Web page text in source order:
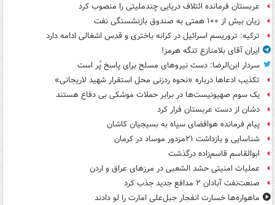
عربستان فرمانده ائتلاف دریایی چندملیتی را منصوب کرد
زیان بیش از ۱۰۰ همتی به صندوق‌ بازنشستگی نفت
ترکیه: تروریسم اسرائیل در کرانه باختری و قدس اشغالی ادامه دارد
ایران آقای بلامنازع تنگه هرمز!
سردار ابن‌الرضا: دست نیروهای مسلح برای پاسخ پُر است
تکذیب ادعاها درباره «نحوه ردزنی محل استقرار شهید لاریجانی»
یک‌ سوم صهیونیست‌ها در برابر حملات موشکی بی دفاع هستند
دشان از دست عربستان فرار کرد
پیام فرمانده هوافضای سپاه به بسیجیان کاشان
شناسایی و بازداشت ۲۱مزدور موساد در کرمان
ابوالقاسم قاسم‌زاده درگذشت
عملیات امنیتی حشد الشعبی در مرزهای عراق و اردن
صنعت‌نفت آبادان ۲ مدافع جدید جذب کرد
ماهواره‌ها خسارت انفجار جبل‌علی امارت را لو دادند